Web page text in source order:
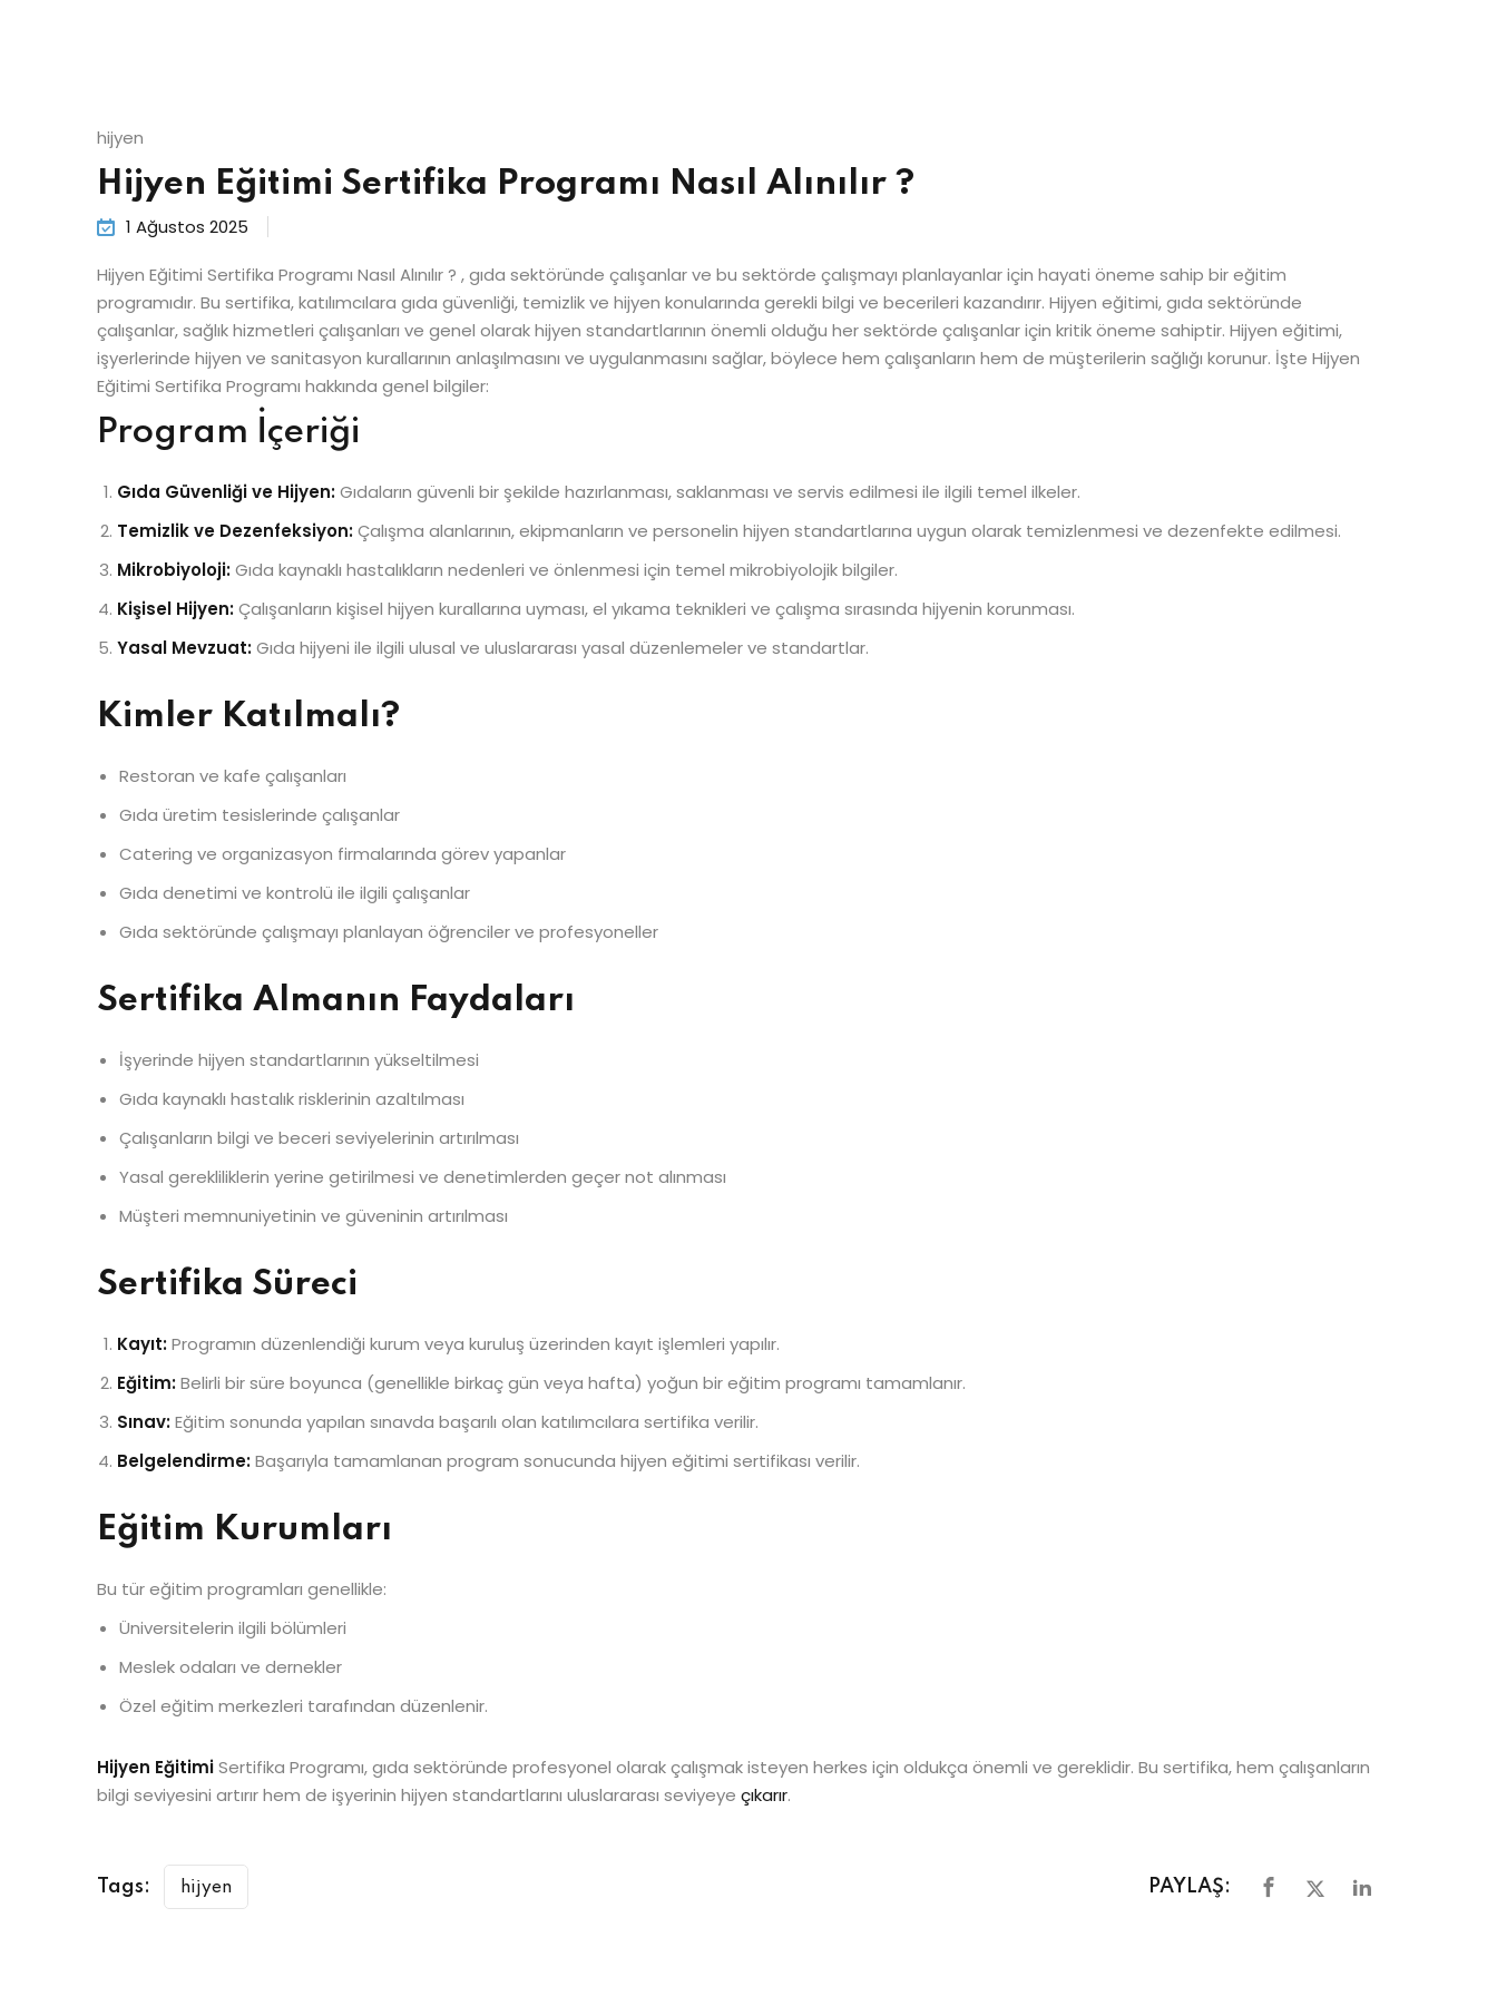
hijyen
Hijyen Eğitimi Sertifika Programı Nasıl Alınılır ?
1 Ağustos 2025
Hijyen Eğitimi Sertifika Programı Nasıl Alınılır ? , gıda sektöründe çalışanlar ve bu sektörde çalışmayı planlayanlar için hayati öneme sahip bir eğitim
programıdır. Bu sertifika, katılımcılara gıda güvenliği, temizlik ve hijyen konularında gerekli bilgi ve becerileri kazandırır. Hijyen eğitimi, gıda sektöründe
çalışanlar, sağlık hizmetleri çalışanları ve genel olarak hijyen standartlarının önemli olduğu her sektörde çalışanlar için kritik öneme sahiptir. Hijyen eğitimi,
işyerlerinde hijyen ve sanitasyon kurallarının anlaşılmasını ve uygulanmasını sağlar, böylece hem çalışanların hem de müşterilerin sağlığı korunur. İşte Hijyen
Eğitimi Sertifika Programı hakkında genel bilgiler:
Program İçeriği
Gıda Güvenliği ve Hijyen:Gıdaların güvenli bir şekilde hazırlanması, saklanması ve servis edilmesi ile ilgili temel ilkeler.
Temizlik ve Dezenfeksiyon:Çalışma alanlarının, ekipmanların ve personelin hijyen standartlarına uygun olarak temizlenmesi ve dezenfekte edilmesi.
Mikrobiyoloji:Gıda kaynaklı hastalıkların nedenleri ve önlenmesi için temel mikrobiyolojik bilgiler.
Kişisel Hijyen:Çalışanların kişisel hijyen kurallarına uyması, el yıkama teknikleri ve çalışma sırasında hijyenin korunması.
Yasal Mevzuat:Gıda hijyeni ile ilgili ulusal ve uluslararası yasal düzenlemeler ve standartlar.
Kimler Katılmalı?
Restoran ve kafe çalışanları
Gıda üretim tesislerinde çalışanlar
Catering ve organizasyon firmalarında görev yapanlar
Gıda denetimi ve kontrolü ile ilgili çalışanlar
Gıda sektöründe çalışmayı planlayan öğrenciler ve profesyoneller
Sertifika Almanın Faydaları
İşyerinde hijyen standartlarının yükseltilmesi
Gıda kaynaklı hastalık risklerinin azaltılması
Çalışanların bilgi ve beceri seviyelerinin artırılması
Yasal gerekliliklerin yerine getirilmesi ve denetimlerden geçer not alınması
Müşteri memnuniyetinin ve güveninin artırılması
Sertifika Süreci
Kayıt:Programın düzenlendiği kurum veya kuruluş üzerinden kayıt işlemleri yapılır.
Eğitim:Belirli bir süre boyunca (genellikle birkaç gün veya hafta) yoğun bir eğitim programı tamamlanır.
Sınav:Eğitim sonunda yapılan sınavda başarılı olan katılımcılara sertifika verilir.
Belgelendirme:Başarıyla tamamlanan program sonucunda hijyen eğitimi sertifikası verilir.
Eğitim Kurumları
Bu tür eğitim programları genellikle:
Üniversitelerin ilgili bölümleri
Meslek odaları ve dernekler
Özel eğitim merkezleri tarafından düzenlenir.
Hijyen EğitimiSertifika Programı, gıda sektöründe profesyonel olarak çalışmak isteyen herkes için oldukça önemli ve gereklidir. Bu sertifika, hem çalışanların
bilgi seviyesini artırır hem de işyerinin hijyen standartlarını uluslararası seviyeye çıkarır.
Tags: hijyen PAYLAŞ: